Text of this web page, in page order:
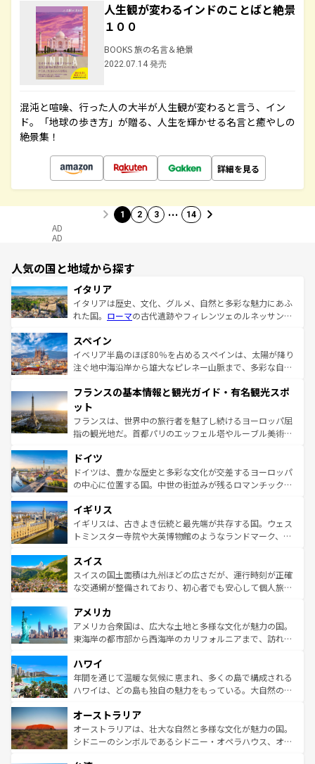
人生観が変わるインドのことばと絶景
１００
BOOKS 旅の名言＆絶景
2022.07.14 発売
混沌と喧噪、行った人の大半が人生観が変わると言う、イン
ド。「地球の歩き方」が贈る、人生を輝かせる名言と癒やしの
絶景集！
詳細を見る
1 2 3 … 14
AD
AD
人気の国と地域から探す
イタリア
イタリアは歴史、文化、グルメ、自然と多彩な魅力にあふ
れた国。 ローマの古代遺跡やフィレンツェのルネッサンス
ろん、トスカーナの美しい田園風景やアマルフィ海岸の絶
景など、自然景観も見逃せない。観光の合間には、本場の
ピザやパスタなど、絶品のイタリア料理を堪能することも
ませてくれるイタリアで、忘れられない旅をしてみよう！
なお、新着のイタリア情報は
しい。
スペイン
イベリア半島のほぼ80％を占めるスペインは、太陽が降り
注ぐ地中海沿岸から雄大なピレネー山脈まで、多彩な自然
文化が根付くこの国では、情熱的なフラメンコ、熱気あふ
れる闘牛、そして美味しいタパスが生活の一部となってい
る。首都マドリードの洗練された雰囲気や、バルセロナの
アートに溢れた街角から、地方では古代ローマ遺跡や中世
せる。地方によって風土や気候が異なるスペインはその個
性で訪れる人を魅了する。 なお、新着のスペイン情報は コ
ンテンツ一覧を参照してほしい。
フランスの基本情報と観光ガイド・有名観光スポ
ット
フランスは、世界中の旅行者を魅了し続けるヨーロッパ屈
指の観光地だ。首都パリのエッフェル塔やルーブル美術館
で、幅広い魅力が詰まっている。華麗な宮殿、歴史的な大
聖堂、美しいビーチ、そして豊かな自然が、訪れる者を心
から魅了する。また、フランスは美食の国としても知ら
いる。シャンパンの発祥地であるランス、プロヴァンスの
香り高いラベンダー畑など、多彩な楽しみ方が可能だ。さ
らに、パリ以外の地域にも魅力が溢れており、どの街角に
れる地方に足を運ぶとそれぞれで全く異なる文化を体験で
きるだろう。 なお、新着のフランス情報はコンテンツ一覧
を参照してほしい。
ドイツ
ドイツは、豊かな歴史と多彩な文化が交差するヨーロッパ
の中心に位置する国。中世の街並みが残るロマンチック街
顔を持つこの国は、どこを歩いても飽きることがない。ベ
ルリンの文化的活気、バイエルン州のアルプスの絶景、そ
してライン川沿いのワイン畑といった風景は必見。ビール
は、お酒好きな人にはぜひ体験してほしい。 なお、新着の
ドイツ情報はコンテンツ一覧を参照してほしい。
イギリス
イギリスは、古きよき伝統と最先端が共存する国。ウェス
トミンスター寺院や大英博物館のようなランドマーク、歴
リアごとに異なる魅力がある。また、優雅なアフタヌーン
ティー、ビール好きにはたまらない英国パブ、サッカー観
戦など、本場だからこそできる体験も豊富。イギリスを旅
ンツ一覧を参照してほしい。
スイス
スイスの国土面積は九州ほどの広さだが、運行時刻が正確
な交通網が整備されており、初心者でも安心して個人旅行
の建物がそのまま残る町や、スイスならではのユニークな
博物館もあり、アルプス観光だけでなく町歩きも満喫する
ことができる。国民の所得が高いため物価も高いが、旅行
ば市内交通費無料で観光を楽しむこともできる。 なお、新
着のスイス情報はコンテンツ一覧 を参照してほしい。
アメリカ
アメリカ合衆国は、広大な土地と多様な文化が魅力の国。
東海岸の都市部から西海岸のカリフォルニアまで、訪れる
のような巨大都市は、観光、ショッピング、エンターテイ
ンメントが詰まった刺激的なスポットだ。一方、アメリカ
西部には大自然が広がり、グランドキャニオンやイエロー
部のニューオーリンズでは、音楽と美食が融合した独特の
文化が魅力。旅行者はアメリカの各地域で異なる魅力を楽
しみながら、その多様性と豊かな歴史を感じることができ
ハワイ
年間を通じて温暖な気候に恵まれ、多くの島で構成される
ハワイは、どの島も独自の魅力をもっている。大自然の神
ワイ島は見逃せない。また、定番の観光地といえばオアフ
島だが、静かな自然を求めるならマウイ島やカウアイ島が
おすすめ。エメラルドグリーンに輝く海をはじめ、豊かな
オーストラリア
オーストラリアは、壮大な自然と多様な文化が魅力の国。
シドニーのシンボルであるシドニー・オペラハウス、オー